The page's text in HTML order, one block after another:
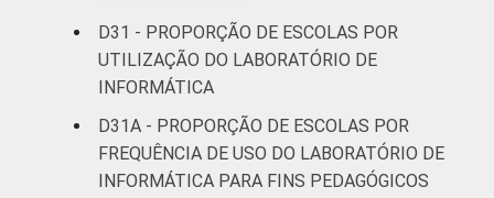
D31 - PROPORÇÃO DE ESCOLAS POR
UTILIZAÇÃO DO LABORATÓRIO DE
INFORMÁTICA
D31A - PROPORÇÃO DE ESCOLAS POR
FREQUÊNCIA DE USO DO LABORATÓRIO DE
INFORMÁTICA PARA FINS PEDAGÓGICOS